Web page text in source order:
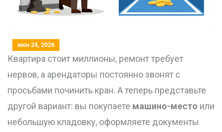
июн 24, 2026
Квартира стоит миллионы, ремонт требует
нервов, а арендаторы постоянно звонят с
просьбами починить кран. А теперь представьте
другой вариант: вы покупаете машино-место или
небольшую кладовку, оформляете документы